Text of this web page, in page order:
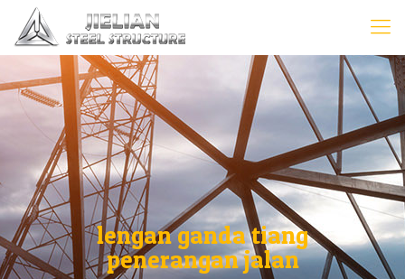
lengan ganda tiang
penerangan jalan